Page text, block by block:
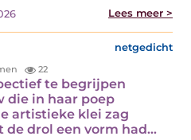
Lees meer >
netgedicht
22
te begrijpen
die in haar poep
artistieke klei zag
de drol een vorm had…